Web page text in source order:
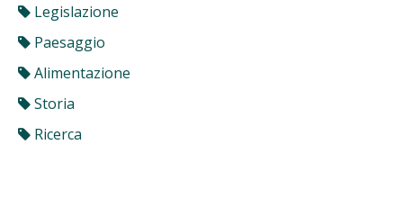
Legislazione
Paesaggio
Alimentazione
Storia
Ricerca